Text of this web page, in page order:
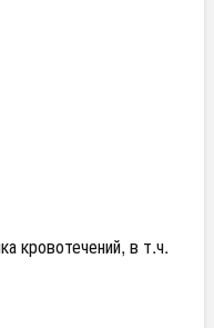
кровотечений, в т.ч.